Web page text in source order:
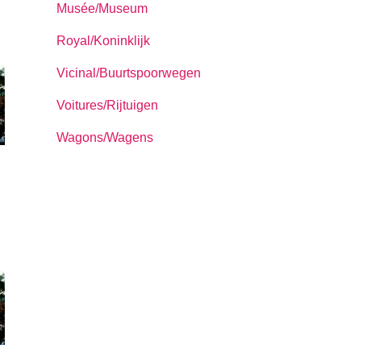
Musée/Museum
Royal/Koninklijk
Vicinal/Buurtspoorwegen
Voitures/Rijtuigen
Wagons/Wagens